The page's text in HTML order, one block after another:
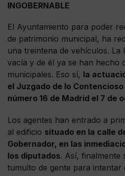
INGOBERNABLE
El Ayuntamiento para poder
de patrimonio municipal, ha
una treintena de vehículos. La
vacía y de él ya se han hecho
municipales. Eso sí, la
el Juzgado de lo
número 16 de Madrid el 7 de
Los agentes han entrado a
al edificio situado en la calle
Gobernador, en las
los diputados. Así, finalmente
tumulto de gente para intentar